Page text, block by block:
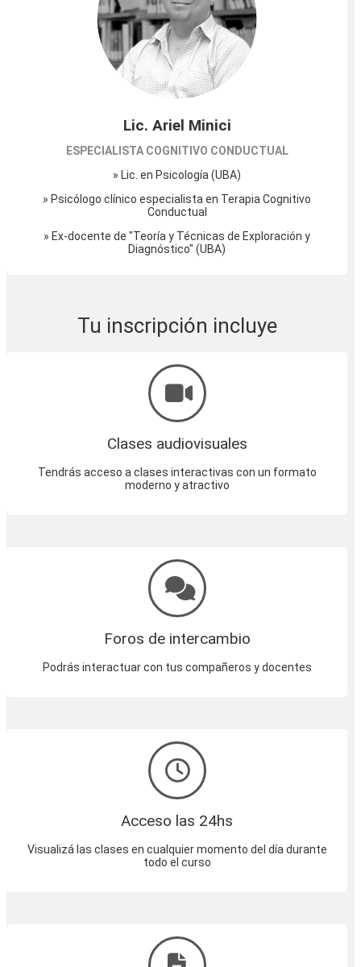
Lic. Ariel Minici
ESPECIALISTA COGNITIVO CONDUCTUAL
» Lic. en Psicología (UBA)
» Psicólogo clínico especialista en Terapia Cognitivo
Conductual
» Ex-docente de "Teoría y Técnicas de Exploración y
Diagnóstico" (UBA)
Tu inscripción incluye
Clases audiovisuales
Tendrás acceso a clases interactivas con un formato
moderno y atractivo
Foros de intercambio
Podrás interactuar con tus compañeros y docentes
Acceso las 24hs
Visualizá las clases en cualquier momento del día durante
todo el curso